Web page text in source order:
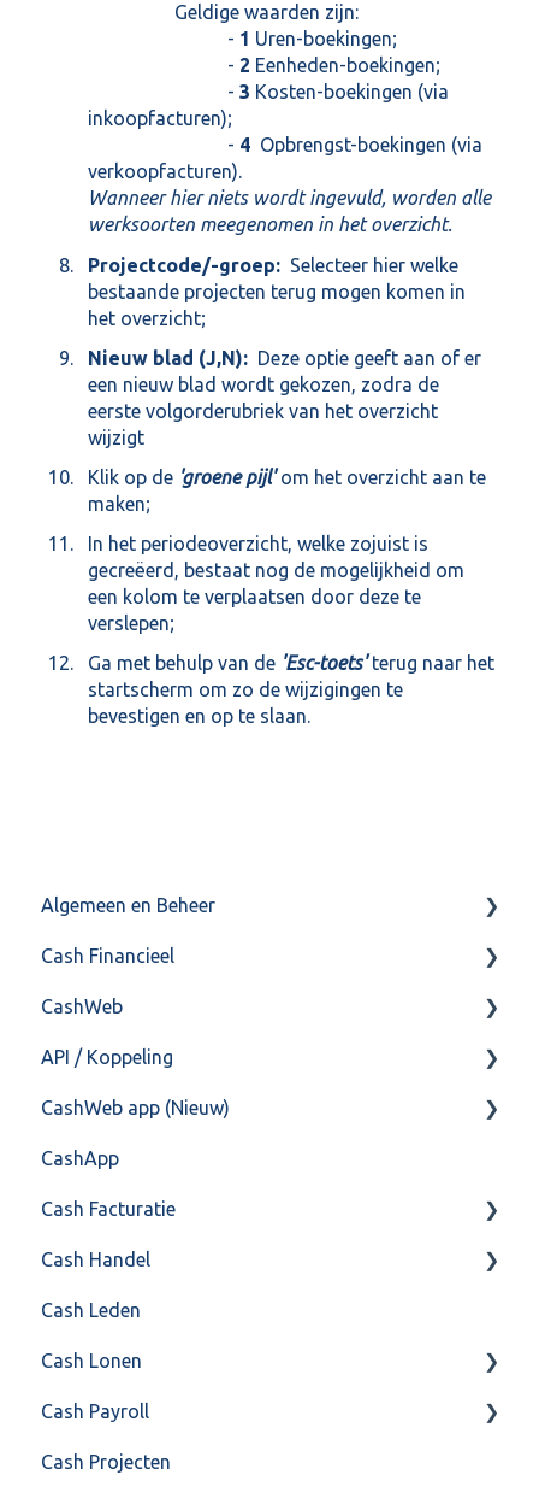
Geldige waarden zijn:
- 1 Uren-boekingen;
- 2 Eenheden-boekingen;
- 3 Kosten-boekingen (via
inkoopfacturen);
- 4 Opbrengst-boekingen (via
verkoopfacturen).
Wanneer hier niets wordt ingevuld, worden alle
werksoorten meegenomen in het overzicht.
Projectcode/-groep: Selecteer hier welke
bestaande projecten terug mogen komen in
het overzicht;
Nieuw blad (J,N): Deze optie geeft aan of er
een nieuw blad wordt gekozen, zodra de
eerste volgorderubriek van het overzicht
wijzigt
Klik op de 'groene pijl'om het overzicht aan te
maken;
In het periodeoverzicht, welke zojuist is
gecreëerd, bestaat nog de mogelijkheid om
een kolom te verplaatsen door deze te
verslepen;
Ga met behulp van de 'Esc-toets'terug naar het
startscherm om zo de wijzigingen te
bevestigen en op te slaan.
Algemeen en Beheer
Bank(koppeling)
Import/Export
Postbus
Training & Consultancy
Overig
Cash Financieel
Boekhoud
Fiscaal
Overig
CashWeb
CashHero Layout
Mailen vanuit CASHWeb
Algemeen gebruik
API / Koppeling
Algemeen
Api 3.0 (SOAP API)
API 4.0 (REST API)
CashWeb app (Nieuw)
Veel gestelde vragen
CashApp
Cash Facturatie
Factureren
Instellingen
Algemeen
Formulierlayout
Cash Handel
Inkoop
Verkoop
Voorraad
Overig
Cash Leden
Cash Lonen
Algemeen
Inrichting
Cash Payroll
Aangifte
Cash Projecten